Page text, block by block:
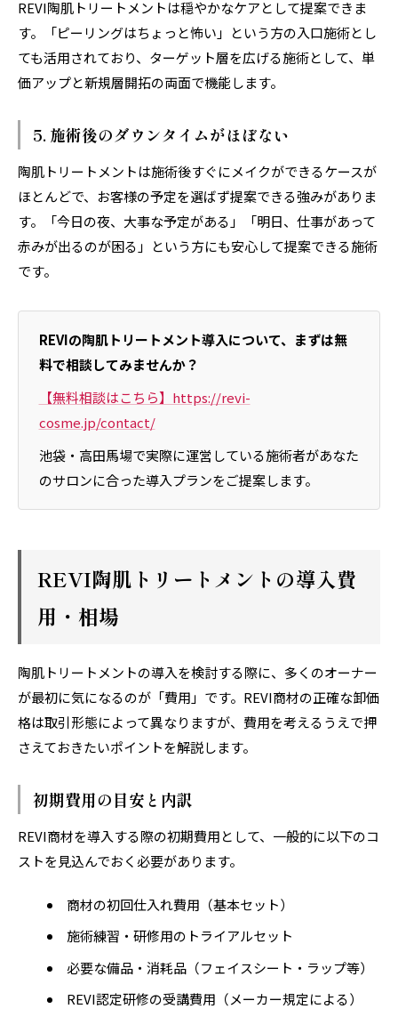
REVI陶肌トリートメントは穏やかなケアとして提案できま
す。「ピーリングはちょっと怖い」という方の入口施術とし
ても活用されており、ターゲット層を広げる施術として、単
価アップと新規層開拓の両面で機能します。
5. 施術後のダウンタイムがほぼない
陶肌トリートメントは施術後すぐにメイクができるケースが
ほとんどで、お客様の予定を選ばず提案できる強みがありま
す。「今日の夜、大事な予定がある」「明日、仕事があって
赤みが出るのが困る」という方にも安心して提案できる施術
です。
REVIの陶肌トリートメント導入について、まずは無
料で相談してみませんか？
【無料相談はこちら】https://revi-
cosme.jp/contact/
池袋・高田馬場で実際に運営している施術者があなた
のサロンに合った導入プランをご提案します。
REVI陶肌トリートメントの導入費
用・相場
陶肌トリートメントの導入を検討する際に、多くのオーナー
が最初に気になるのが「費用」です。REVI商材の正確な卸価
格は取引形態によって異なりますが、費用を考えるうえで押
さえておきたいポイントを解説します。
初期費用の目安と内訳
REVI商材を導入する際の初期費用として、一般的に以下のコ
ストを見込んでおく必要があります。
商材の初回仕入れ費用（基本セット）
施術練習・研修用のトライアルセット
必要な備品・消耗品（フェイスシート・ラップ等）
REVI認定研修の受講費用（メーカー規定による）